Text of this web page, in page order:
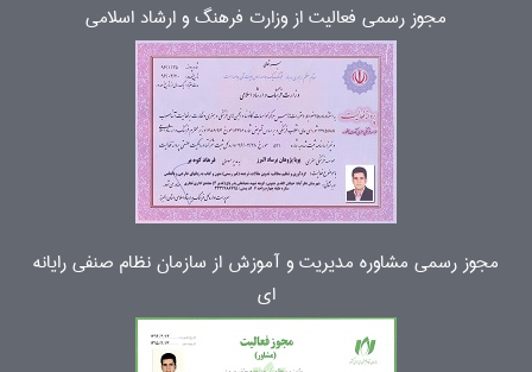
مجوز رسمی فعالیت از وزارت فرهنگ و ارشاد اسلامی
مجوز رسمی مشاوره مدیریت و آموزش از سازمان نظام صنفی رایانه
ای